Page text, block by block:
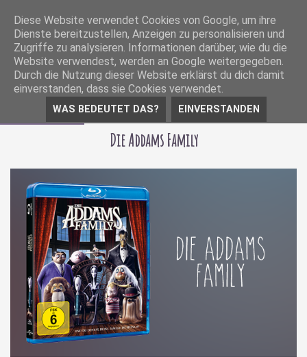
Die Addams Family
Diese Website verwendet Cookies von Google, um ihre
Dienste bereitzustellen, Anzeigen zu personalisieren und
Zugriffe zu analysieren. Informationen darüber, wie du die
Website verwendest, werden an Google weitergegeben.
Durch die Nutzung dieser Website erklärst du dich damit
einverstanden, dass sie Cookies verwendet.
WAS BEDEUTET DAS? EINVERSTANDEN